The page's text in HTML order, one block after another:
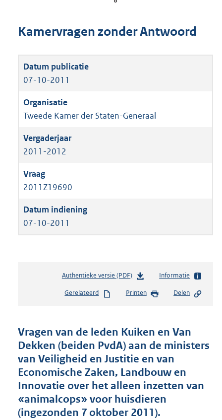
Kamervragen zonder Antwoord
07-10-2011
Tweede Kamer der Staten-Generaal
2011-2012
2011Z19690
07-10-2011
Authentieke versie (PDF)b
s
n
d
s
g
r
o
t
t
Informatie
Gerelateerd Printen Delen
Vragen van de leden Kuiken en Van
Dekken (beiden PvdA) aan de ministers
van Veiligheid en Justitie en van
Economische Zaken, Landbouw en
Innovatie over het alleen inzetten van
«animalcops» voor huisdieren
(ingezonden 7 oktober 2011).